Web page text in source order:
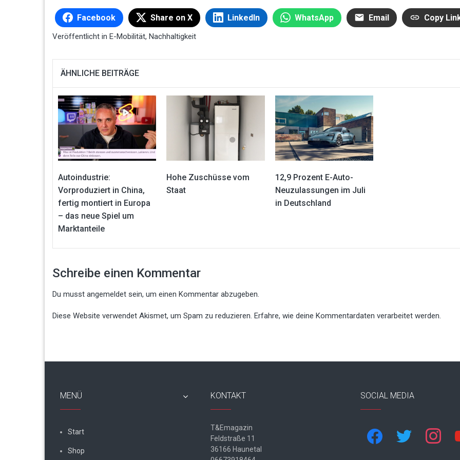
Facebook Share on X LinkedIn WhatsApp Email Copy
Veröffentlicht in E-Mobilität, Nachhaltigkeit
ÄHNLICHE BEITRÄGE
Autoindustrie:
Vorproduziert in China,
fertig montiert in Europa
– das neue Spiel um
Marktanteile
Hohe Zuschüsse vom
Staat
12,9 Prozent E-Auto-
Neuzulassungen im Juli
in Deutschland
Schreibe einen Kommentar
Du musst angemeldet sein, um einen Kommentar abzugeben.
Diese Website verwendet Akismet, um Spam zu reduzieren. Erfahre, wie deine Kommentardaten verarbeitet werden.
MENÜ
Start
Shop
KONTAKT
T&Emagazin
Feldstraße 11
36166 Haunetal
SOCIAL MEDIA
facebook twitter instagram